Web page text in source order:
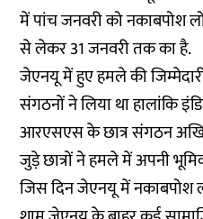
में पांच जनवरी को नकाबपोश
से लेकर 31 जनवरी तक का है.
जेएनयू में हुए हमले की
संगठनों ने लिया था हालांकि
आरएसएस के छात्र संगठन
जुड़े छात्रों ने हमले में अपनी
जिस दिन जेएनयू में नकाबपोश